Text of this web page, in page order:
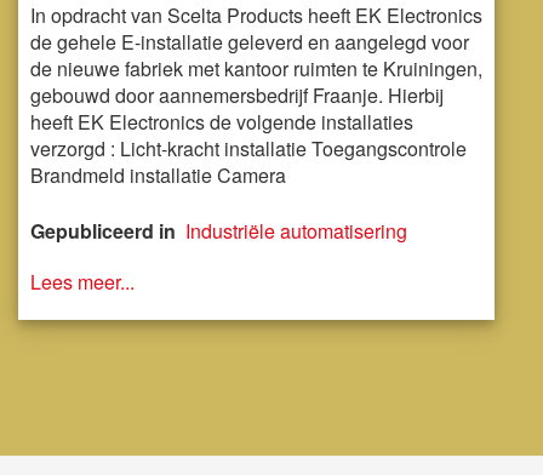
In opdracht van Scelta Products heeft EK Electronics
de gehele E-installatie geleverd en aangelegd voor
de nieuwe fabriek met kantoor ruimten te Kruiningen,
gebouwd door aannemersbedrijf Fraanje. Hierbij
heeft EK Electronics de volgende installaties
verzorgd : Licht-kracht installatie Toegangscontrole
Brandmeld installatie Camera
Gepubliceerd in Industriële automatisering
Lees meer...